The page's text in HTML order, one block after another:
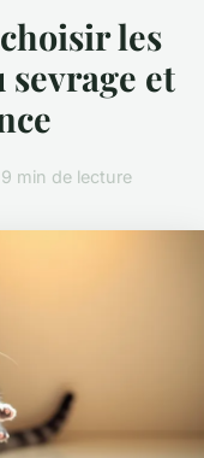
les
sevrage et
9 min de lecture